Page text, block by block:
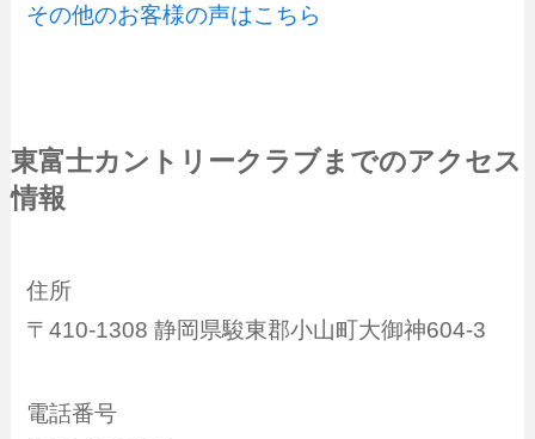
その他のお客様の声はこちら
東富士カントリークラブまでのアクセス
情報
住所
〒410-1308 静岡県駿東郡小山町大御神604-3
電話番号